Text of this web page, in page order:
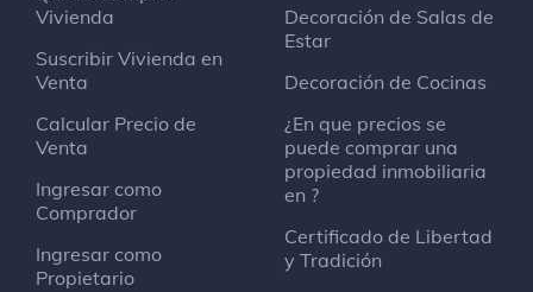
Vivienda
Suscribir Vivienda en
Venta
Calcular Precio de
Venta
Ingresar como
Comprador
Ingresar como
Propietario
Decoración de Salas de
Estar
Decoración de Cocinas
¿En que precios se
puede comprar una
propiedad inmobiliaria
en ?
Certificado de Libertad
y Tradición